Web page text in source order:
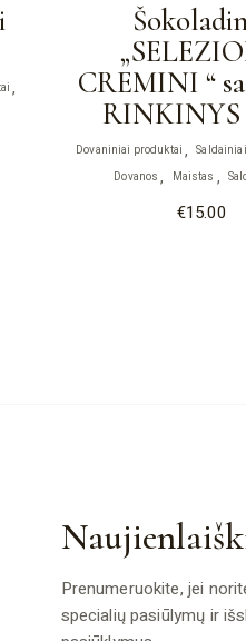
CREMINI “
RINKINYS
Dovaniniai produktai Saldainiai
Dovanos
Maistas
€15.00
Prenumeruokite, jei
specialių pasiūlymų ir